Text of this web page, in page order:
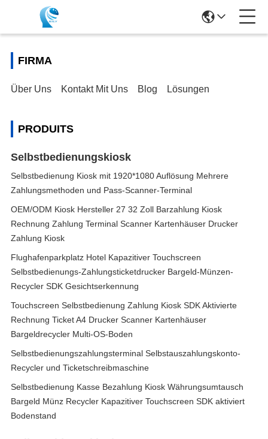
FIRMA
Über Uns Kontakt Mit Uns Blog Lösungen
PRODUITS
Selbstbedienungskiosk
Selbstbedienung Kiosk mit 1920*1080 Auflösung Mehrere
Zahlungsmethoden und Pass-Scanner-Terminal
OEM/ODM Kiosk Hersteller 27 32 Zoll Barzahlung Kiosk
Rechnung Zahlung Terminal Scanner Kartenhäuser Drucker
Zahlung Kiosk
Flughafenparkplatz Hotel Kapazitiver Touchscreen
Selbstbedienungs-Zahlungsticketdrucker Bargeld-Münzen-
Recycler SDK Gesichtserkennung
Touchscreen Selbstbedienung Zahlung Kiosk SDK Aktivierte
Rechnung Ticket A4 Drucker Scanner Kartenhäuser
Bargeldrecycler Multi-OS-Boden
Selbstbedienungszahlungsterminal Selbstauszahlungskonto-
Recycler und Ticketschreibmaschine
Selbstbedienung Kasse Bezahlung Kiosk Währungsumtausch
Bargeld Münz Recycler Kapazitiver Touchscreen SDK aktiviert
Bodenstand